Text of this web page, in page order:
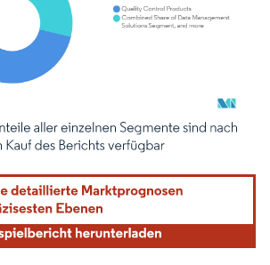
Wiederverwendung erfordert Namensnennung